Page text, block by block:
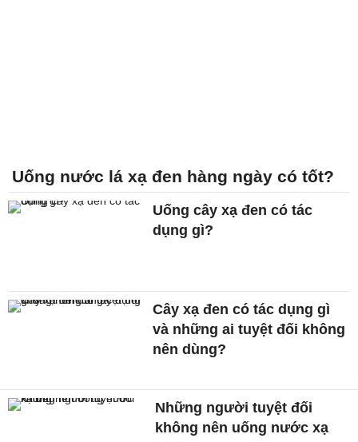
Uống nước lá xạ đen hàng ngày có tốt?
Uống cây xạ đen có tác
dụng gì?
Cây xạ đen có tác dụng gì
và những ai tuyệt đối không
nên dùng?
Những người tuyệt đối
không nên uống nước xạ